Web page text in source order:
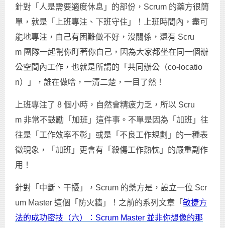
針對「人是需要適度休息」的部份，Scrum 的藥方很簡
單，就是「上班專注、下班守住」！上班時間內，盡可
能地專注，自己有困難做不好，沒關係，還有 Scru
m 團隊一起幫你盯著你自己，因為大家都坐在同一個辦
公空間內工作，也就是所謂的「共同辦公（co-locatio
n）」，誰在做啥，一清二楚，一目了然！
上班專注了 8 個小時，自然會精疲力乏，所以 Scru
m 非常不鼓勵「加班」這件事。不單是因為「加班」往
往是「工作效率不彰」或是「不良工作規劃」的一種表
徵現象，「加班」更會有「殺傷工作熱忱」的嚴重副作
用！
針對「中斷、干擾」，Scrum 的藥方是，設立一位 Scr
um Master 這個「防火牆」！之前的系列文章「 敏捷方
法的成功密技（六）：Scrum Master 並非你想像的那